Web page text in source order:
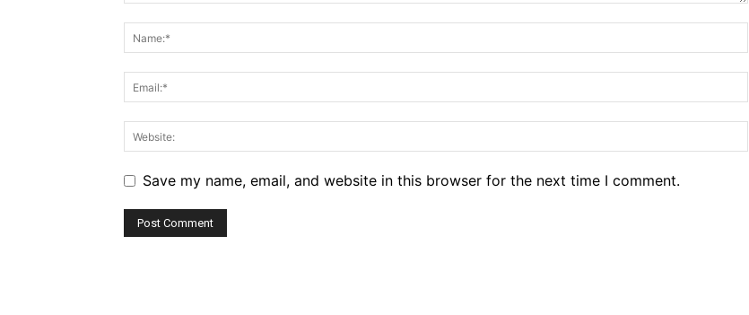
Save my name, email, and website in this browser for the next time I comment.